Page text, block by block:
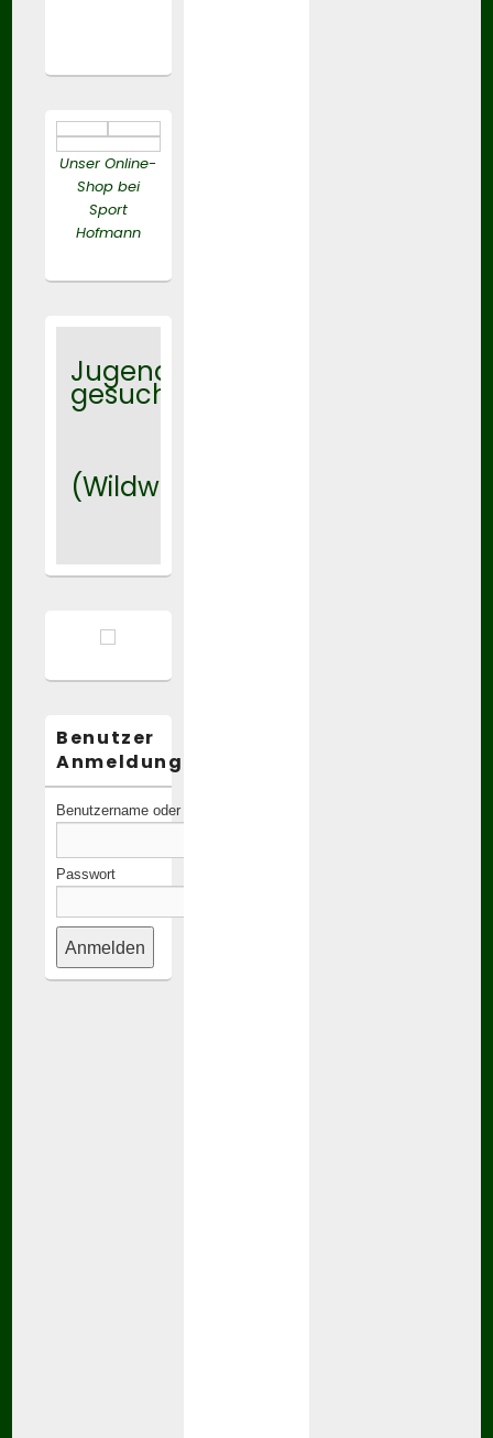
Unser Online-
Shop bei
Sport
Hofmann
Jugendtrainer
gesucht
(Wildwasser)
Benutzer
Anmeldung:
Benutzername oder E-Mail-Adresse
Passwort